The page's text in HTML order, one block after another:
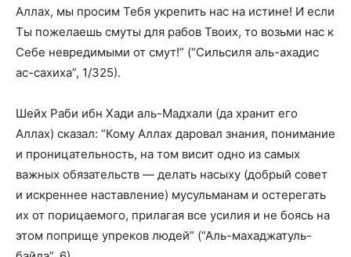
Аллах, мы просим Тебя укрепить нас на истине! И если
Ты пожелаешь смуты для рабов Твоих, то возьми нас к
Себе невредимыми от смут!” (“Сильсиля аль-ахадис
ас-сахиха”, 1/325).
Шейх Раби ибн Хади аль-Мадхали (да хранит его
Аллах) сказал: “Кому Аллах даровал знания, понимание
и проницательность, на том висит одно из самых
важных обязательств — делать насыху (добрый совет
и искреннее наставление) мусульманам и остерегать
их от порицаемого, прилагая все усилия и не боясь на
этом поприще упреков людей” (“Аль-махаджатуль-